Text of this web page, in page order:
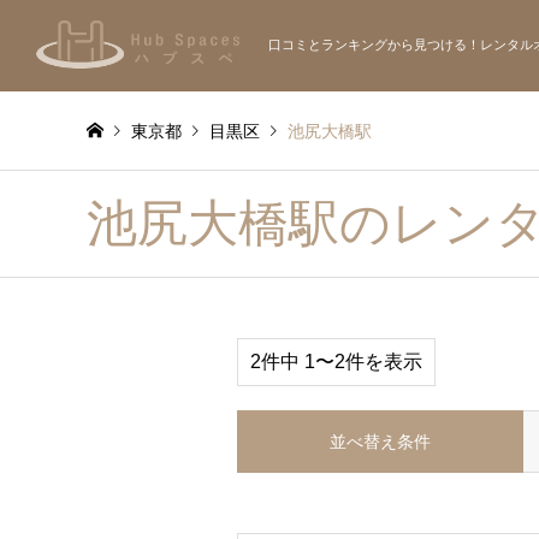
口コミとランキングから見つける！レンタル
東京都 目黒区 池尻大橋駅
池尻大橋駅のレン
2件中 1〜2件を表示
並べ替え条件